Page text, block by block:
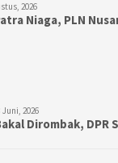
2026
Niaga, PLN
Juni, 2026
Dirombak,